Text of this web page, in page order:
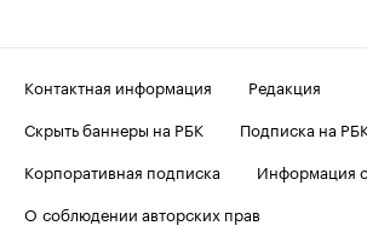
Контактная информация
Редакция
Скрыть баннеры на РБК
Подписка на
Корпоративная подписка
Информация
О соблюдении авторских прав